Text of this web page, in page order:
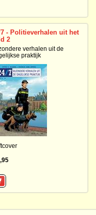
- Politieverhalen uit het
2
verhalen uit de
praktijk